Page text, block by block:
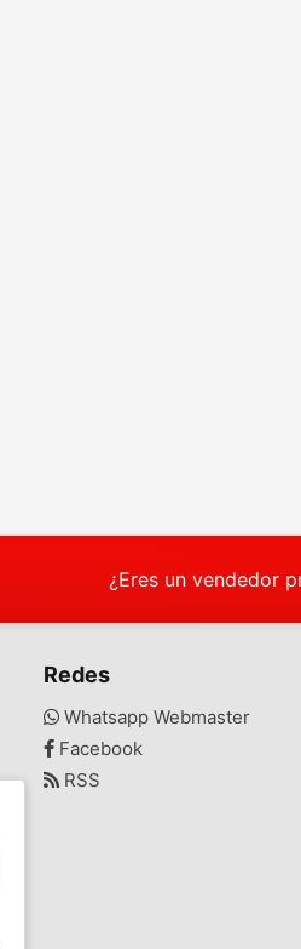
¿Eres un vendedor
Redes
Whatsapp Webmaster
Facebook
RSS